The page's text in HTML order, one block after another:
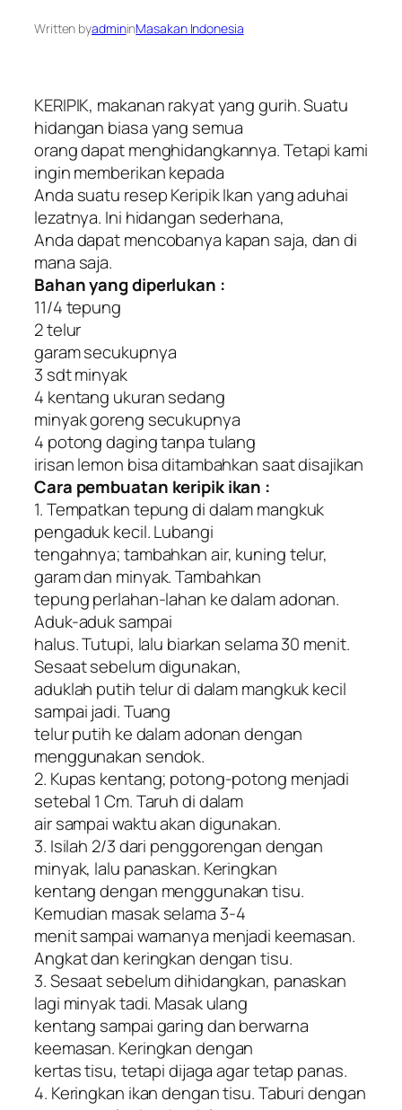
Written byadmininMasakan Indonesia
KERIPIK, makanan rakyat yang gurih. Suatu
hidangan biasa yang semua
orang dapat menghidangkannya. Tetapi kami
ingin memberikan kepada
Anda suatu resep Keripik Ikan yang aduhai
lezatnya. Ini hidangan sederhana,
Anda dapat mencobanya kapan saja, dan di
mana saja.
Bahan yang diperlukan :
11/4 tepung
2 telur
garam secukupnya
3 sdt minyak
4 kentang ukuran sedang
minyak goreng secukupnya
4 potong daging tanpa tulang
irisan lemon bisa ditambahkan saat disajikan
Cara pembuatan keripik ikan :
1. Tempatkan tepung di dalam mangkuk
pengaduk kecil. Lubangi
tengahnya; tambahkan air, kuning telur,
garam dan minyak. Tambahkan
tepung perlahan-lahan ke dalam adonan.
Aduk-aduk sampai
halus. Tutupi, lalu biarkan selama 30 menit.
Sesaat sebelum digunakan,
aduklah putih telur di dalam mangkuk kecil
sampai jadi. Tuang
telur putih ke dalam adonan dengan
menggunakan sendok.
2. Kupas kentang; potong-potong menjadi
setebal 1 Cm. Taruh di dalam
air sampai waktu akan digunakan.
3. Isilah 2/3 dari penggorengan dengan
minyak, lalu panaskan. Keringkan
kentang dengan menggunakan tisu.
Kemudian masak selama 3-4
menit sampai warnanya menjadi keemasan.
Angkat dan keringkan dengan tisu.
3. Sesaat sebelum dihidangkan, panaskan
lagi minyak tadi. Masak ulang
kentang sampai garing dan berwarna
keemasan. Keringkan dengan
kertas tisu, tetapi dijaga agar tetap panas.
4. Keringkan ikan dengan tisu. Taburi dengan